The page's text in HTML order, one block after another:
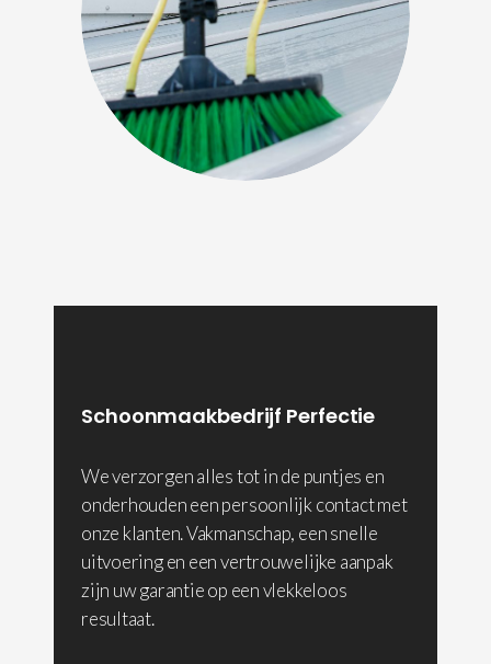
Schoonmaakbedrijf Perfectie
We verzorgen alles tot in de puntjes en
onderhouden een persoonlijk contact met
onze klanten. Vakmanschap, een snelle
uitvoering en een vertrouwelijke aanpak
zijn uw garantie op een vlekkeloos
resultaat.